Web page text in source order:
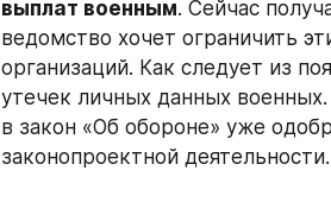
выплат военным. Сейчас
ведомство хочет ограничить
организаций. Как следует из
утечек личных данных
в закон «Об обороне» уже
законопроектной деятельности.